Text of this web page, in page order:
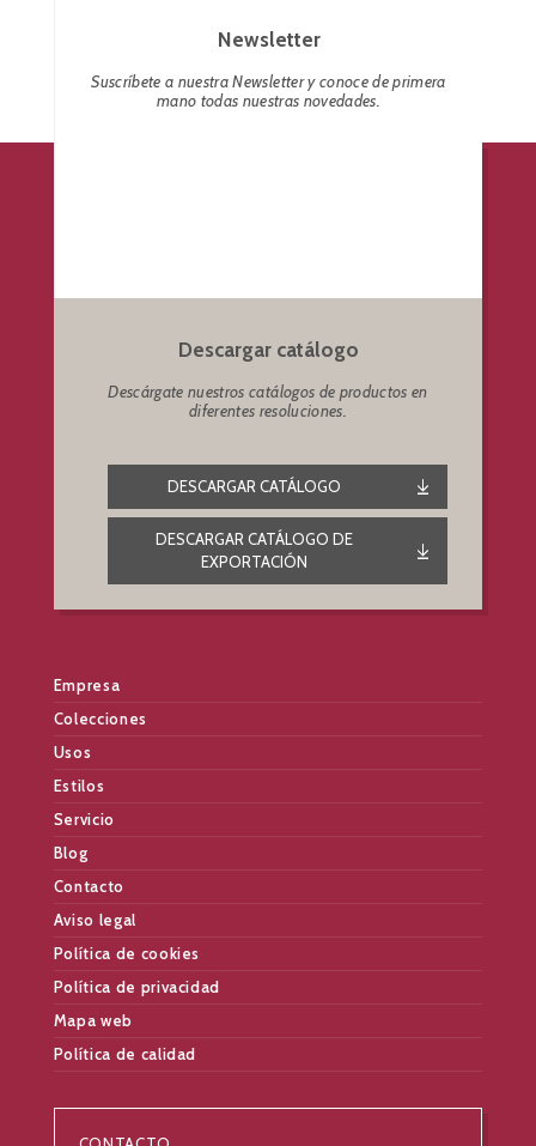
Newsletter
Suscríbete a nuestra Newsletter y conoce de primera
mano todas nuestras novedades.
Descargar catálogo
Descárgate nuestros catálogos de productos en
diferentes resoluciones.
DESCARGAR CATÁLOGO
DESCARGAR CATÁLOGO DE
EXPORTACIÓN
Empresa
Colecciones
Usos
Estilos
Servicio
Blog
Contacto
Aviso legal
Política de cookies
Política de privacidad
Mapa web
Política de calidad